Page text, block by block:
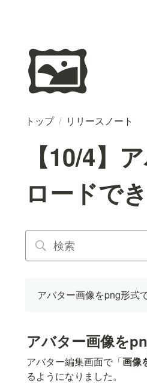
🖼️
トップ / リリースノート
【10/4】
ロードで
アバター画像をpng形式
アバター画像を
アバター編集画面で「画像
るようになりました。